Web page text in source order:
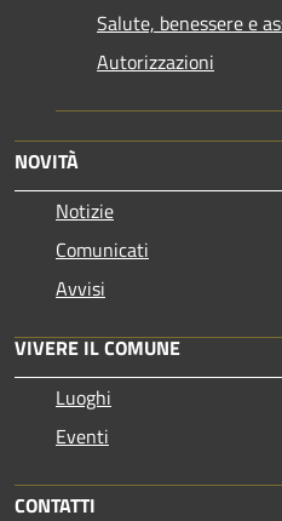
Salute, benessere e
Autorizzazioni
NOVITÀ
Notizie
Comunicati
Avvisi
VIVERE IL COMUNE
Luoghi
Eventi
CONTATTI